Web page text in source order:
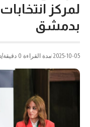
لمركز
بدمشق
2025-10-05 مدة القراءة 0 دقيقة/دقائق